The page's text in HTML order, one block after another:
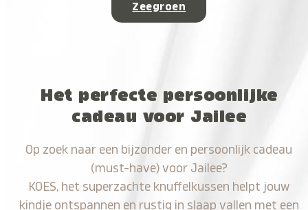
Zeegroen
Het perfecte persoonlijke
cadeau voor Jailee
Op zoek naar een bijzonder en persoonlijk cadeau
(must-have) voor Jailee?
KOES, het superzachte knuffelkussen helpt jouw
kindje ontspannen en rustig in slaap vallen met een